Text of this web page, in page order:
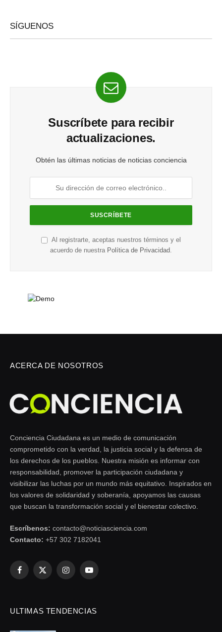
SÍGUENOS
Suscríbete para recibir
actualizaciones.
Obtén las últimas noticias de noticias conciencia
Al registrarte, aceptas nuestros términos y el
acuerdo de nuestra Política de Privacidad.
ACERCA DE NOSOTROS
Conciencia Ciudadana es un medio de comunicación
comprometido con la verdad, la justicia social y la defensa de
los derechos de los pueblos. Nuestra misión es informar con
responsabilidad, promover la participación ciudadana y
visibilizar las luchas por un mundo más equitativo. Inspirados en
los valores de solidaridad y soberanía, apoyamos las causas
que buscan la transformación social y el bienestar colectivo.
Escríbenos: contacto@noticiasciencia.com
Contacto: +57 302 7182041
Facebook
X
InstagramYouTube
ULTIMAS TENDENCIAS